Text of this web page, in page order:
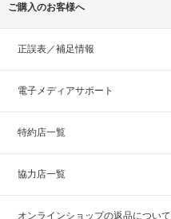
ご購入のお客様へ
正誤表／補足情報
電子メディアサポート
特約店一覧
協力店一覧
オンラインショップの返品について